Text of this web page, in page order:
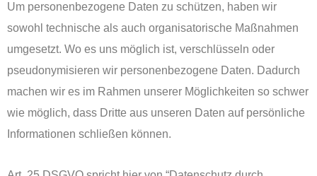
Um personenbezogene Daten zu schützen, haben wir
sowohl technische als auch organisatorische Maßnahmen
umgesetzt. Wo es uns möglich ist, verschlüsseln oder
pseudonymisieren wir personenbezogene Daten. Dadurch
machen wir es im Rahmen unserer Möglichkeiten so schwer
wie möglich, dass Dritte aus unseren Daten auf persönliche
Informationen schließen können.